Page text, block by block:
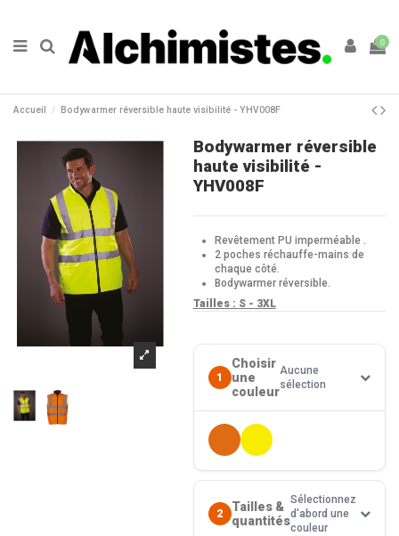
0
Accueil Bodywarmer réversible haute visibilité - YHV008F
Bodywarmer réversible
haute visibilité -
YHV008F
Revêtement PU imperméable .
2 poches réchauffe-mains de
chaque côté.
Bodywarmer réversible.
Tailles : S - 3XL
1
Choisir
une
couleur
Aucune
sélection
2
Tailles &
quantités
Sélectionnez
d'abord une
couleur